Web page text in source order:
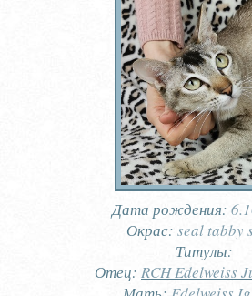
Дата рождения:
Окрас: seal tabby
Титулы:
Отец: RCH Edelweiss